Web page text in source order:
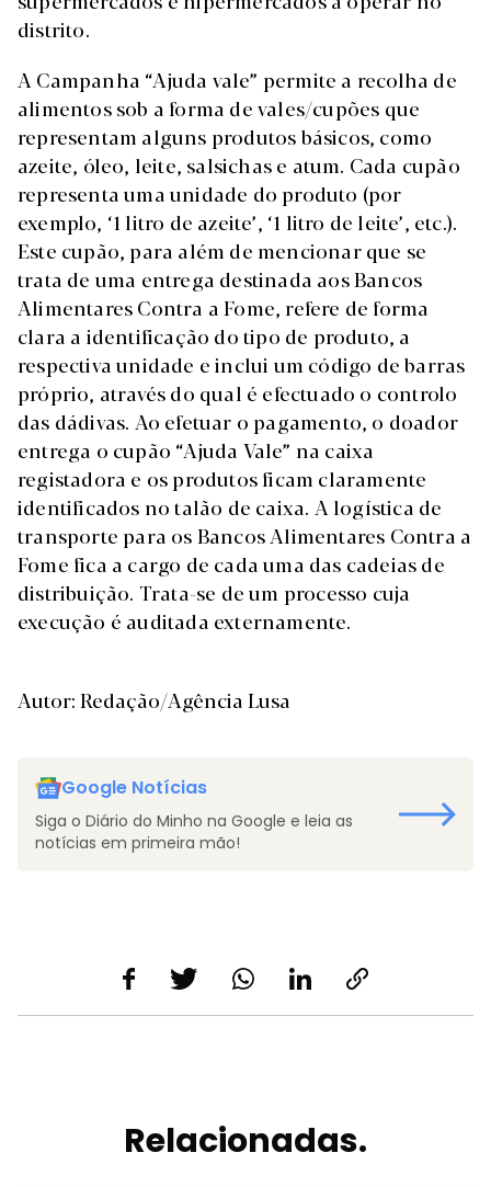
distrito.
A Campanha “Ajuda vale” permite a recolha de
alimentos sob a forma de vales/cupões que
representam alguns produtos básicos, como
azeite, óleo, leite, salsichas e atum. Cada cupão
representa uma unidade do produto (por
exemplo, ‘1 litro de azeite’, ‘1 litro de leite’, etc.).
Este cupão, para além de mencionar que se
trata de uma entrega destinada aos Bancos
Alimentares Contra a Fome, refere de forma
clara a identificação do tipo de produto, a
respectiva unidade e inclui um código de barras
próprio, através do qual é efectuado o controlo
das dádivas. Ao efetuar o pagamento, o doador
entrega o cupão “Ajuda Vale” na caixa
registadora e os produtos ficam claramente
identificados no talão de caixa. A logística de
transporte para os Bancos Alimentares Contra a
Fome fica a cargo de cada uma das cadeias de
distribuição. Trata-se de um processo cuja
execução é auditada externamente.
Autor: Redação/Agência Lusa
Google Notícias
Siga o Diário do Minho na Google e leia as
notícias em primeira mão!
Relacionadas.